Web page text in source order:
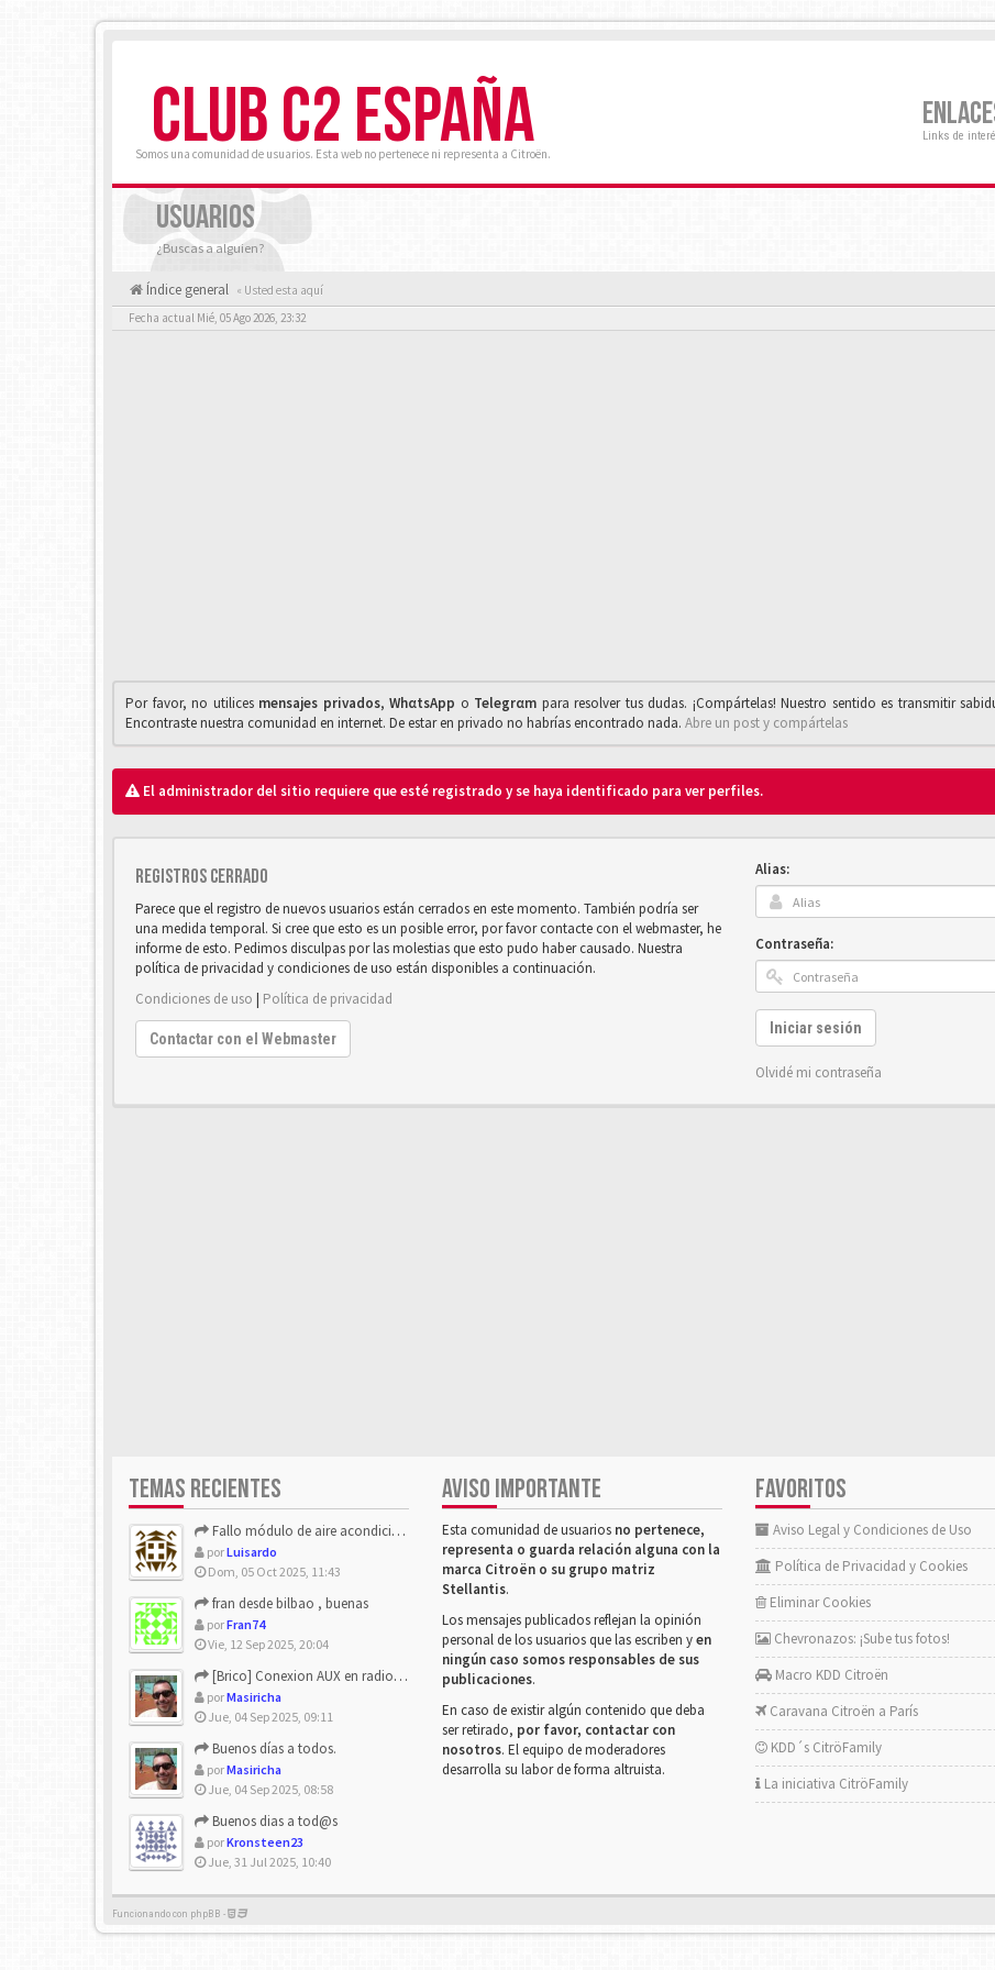
CLUB C2 ESPAÑA
Somos una comunidad de usuarios. Esta web no pertenece ni representa a Citroën.
Links de
USUARIOS
¿Buscas a alguien?
Índice general « Usted esta aquí
Fecha actual Mié, 05 Ago 2026, 23:32
Por favor, no utilices mensajes privados,WhαtsApp o Telegrαm para resolver tus dudas. ¡Compártelas! Nuestro sentido es transmitir
Encontraste nuestra comunidad en internet. De estar en privado no habrías encontrado nada. Abre un post y compártelas
El administrador del sitio requiere que esté registrado y se haya identificado para ver perfiles.
Registros cerrado
Parece que el registro de nuevos usuarios están cerrados en este momento. También podría ser
una medida temporal. Si cree que esto es un posible error, por favor contacte con el webmaster, he
informe de esto. Pedimos disculpas por las molestias que esto pudo haber causado. Nuestra
política de privacidad y condiciones de uso están disponibles a continuación.
Condiciones de uso | Política de privacidad
Contactar con el Webmaster
Alias:
Contraseña:
Iniciar sesión
Olvidé mi contraseña
TEMAS RECIENTES
Fallo módulo de aire acondicionado
porLuisardo
Dom, 05 Oct 2025, 11:43
fran desde bilbao , buenas
porFran74
Vie, 12 Sep 2025, 20:04
[Brico] Conexion AUX en radio de origen
porMasiricha
Jue, 04 Sep 2025, 09:11
Buenos días a todos.
porMasiricha
Jue, 04 Sep 2025, 08:58
Buenos dias a tod@s
porKronsteen23
Jue, 31 Jul 2025, 10:40
AVISO IMPORTANTE
Esta comunidad de usuarios no pertenece,
representa o guarda relación alguna con la
marca Citroën o su grupo matriz
Stellantis.
Los mensajes publicados reflejan la opinión
personal de los usuarios que las escriben yen
ningún caso somos responsables de sus
publicaciones.
En caso de existir algún contenido que deba
ser retirado, por favor, contactar con
nosotros. El equipo de moderadores
desarrolla su labor de forma altruista.
FAVORITOS
Aviso Legal y Condiciones de Uso
Política de Privacidad y Cookies
Eliminar Cookies
Chevronazos: ¡Sube tus fotos!
Macro KDD Citroën
Caravana Citroën a París
KDD´s CitröFamily
La iniciativa CitröFamily
Funcionando con phpBB -